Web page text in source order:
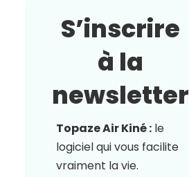
S’inscrire
à la
newsletter
Topaze Air Kiné :le
logiciel qui vous facilite
vraiment la vie.